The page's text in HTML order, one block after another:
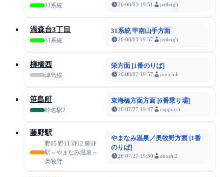
31系統 26/08/03 19:51 jettleigh
渦森台3丁目
31系統
31系統 甲南山手方面
26/08/03 19:37 jettleigh
柳橋西
津島線
栄方面 [1番のりば]
26/08/02 19:37 junichih
笹島町
幹名駅2
東海橋方面方面 [6番乗り場]
26/07/27 19:47 cappucci
藤野駅
野05 野11 野12 藤野
駅⇔やまなみ温泉⇔
奥牧野
やまなみ温泉／奥牧野方面 [1番
のりば]
26/07/27 19:30 eboshi2